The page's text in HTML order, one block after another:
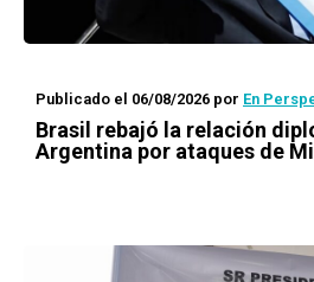
Publicado el 06/08/2026 por En
Brasil rebajó la relación
Argentina por ataques de